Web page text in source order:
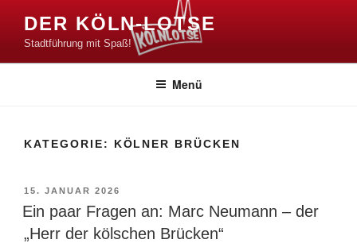
Inhalt
springen
DER KÖLN-LOTSE
Stadtführung mit Spaß!
Menü
KATEGORIE: KÖLNER BRÜCKEN
VERÖFFENTLICHT
AM
15. JANUAR 2026
Ein paar Fragen an: Marc Neumann – der
„Herr der kölschen Brücken“